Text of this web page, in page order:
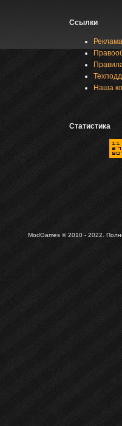
Ссылки
Наша
Статистика
ModGames © 2010 - 2022.